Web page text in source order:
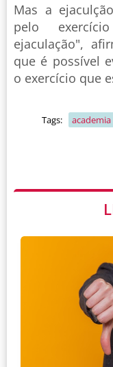
Mas a
pelo
ejaculação",
que é possível
o exercício que
Tags: academia